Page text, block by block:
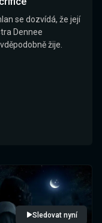
se dozvídá, že její
Dennee
žije.
Sledovat nyní